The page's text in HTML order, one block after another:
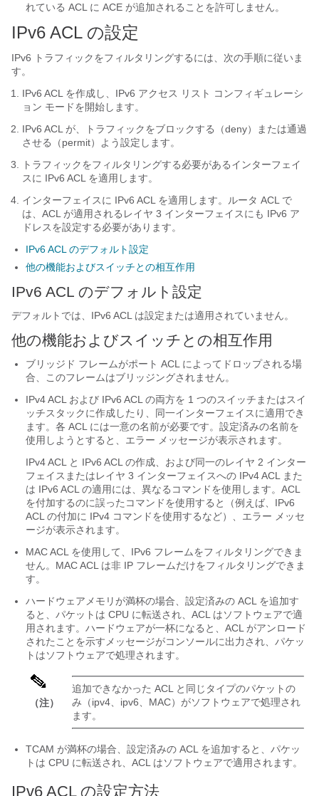
れている ACL に ACE が追加されることを許可しません。
IPv6 ACL の設定
IPv6 トラフィックをフィルタリングするには、次の手順に従いま
す。
IPv6 ACL を作成し、IPv6 アクセス リスト コンフィギュレーシ
ョン モードを開始します。
IPv6 ACL が、トラフィックをブロックする（deny）または通過
させる（permit）よう設定します。
トラフィックをフィルタリングする必要があるインターフェイ
スに IPv6 ACL を適用します。
インターフェイスに IPv6 ACL を適用します。ルータ ACL で
は、ACL が適用されるレイヤ 3 インターフェイスにも IPv6 ア
ドレスを設定する必要があります。
IPv6 ACL のデフォルト設定
他の機能およびスイッチとの相互作用
IPv6 ACL のデフォルト設定
デフォルトでは、IPv6 ACL は設定または適用されていません。
他の機能およびスイッチとの相互作用
ブリッジド フレームがポート ACL によってドロップされる場
合、このフレームはブリッジングされません。
IPv4 ACL および IPv6 ACL の両方を 1 つのスイッチ またはスイ
ッチスタックに作成したり、同一インターフェイスに適用でき
ます。各 ACL には一意の名前が必要です。設定済みの名前を
使用しようとすると、エラー メッセージが表示されます。
IPv4 ACL と IPv6 ACL の作成、および同一のレイヤ 2 インター
フェイス またはレイヤ 3 インターフェイスへの IPv4 ACL また
は IPv6 ACL の適用には、異なるコマンドを使用します。ACL
を付加するのに誤ったコマンドを使用すると（例えば、IPv6
ACL の付加に IPv4 コマンドを使用するなど）、エラー メッセ
ージが表示されます。
MAC ACL を使用して、IPv6 フレームをフィルタリングできま
せん。MAC ACL は非 IP フレームだけをフィルタリングできま
す。
ハードウェアメモリが満杯の場合、設定済みの ACL を追加す
ると、パケットは CPU に転送され、ACL はソフトウェアで適
用されます。ハードウェアが一杯になると、ACL がアンロード
されたことを示すメッセージがコンソールに出力され、パケッ
トはソフトウェアで処理されます。
（注）
追加できなかった ACL と同じタイプのパケットの
み（ipv4、ipv6、MAC）がソフトウェアで処理され
ます。
TCAM が満杯の場合、設定済みの ACL を追加すると、パケッ
トは CPU に転送され、ACL はソフトウェアで適用されます。
IPv6 ACL の設定方法